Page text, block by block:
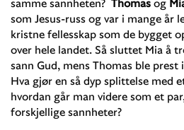
som Jesus-russ og var i mange år
kristne fellesskap som de bygget
over hele landet. Så sluttet Mia å
sann Gud, mens Thomas ble prest
Hva gjør en så dyp splittelse med
hvordan går man videre som et
forskjellige sannheter?